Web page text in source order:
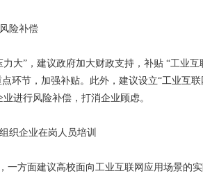
险补偿
大”，建议政府加大财政支持，补贴 “工业互
环节，加强补贴。此外，建议设立“工业互
进行风险补偿，打消企业顾虑。
织企业在岗人员培训
一方面建议高校面向工业互联网应用场景的